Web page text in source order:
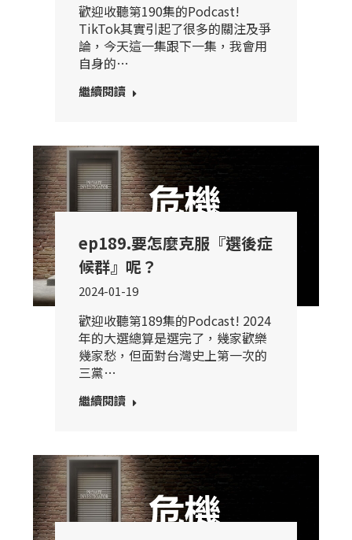
歡迎收聽第190集的Podcast!
TikTok其實引起了很多的關注及爭
論，今天這一集跟下一集，我會用
自身的…
繼續閱讀
ep189.要怎麼克服『選後症
候群』呢？
2024-01-19
歡迎收聽第189集的Podcast! 2024
年的大選總算是選完了，幾家歡樂
幾家愁，但面對台灣史上第一次的
三黨…
繼續閱讀